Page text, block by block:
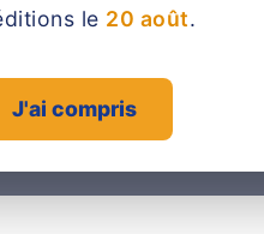
le 20 août.
J'ai compris